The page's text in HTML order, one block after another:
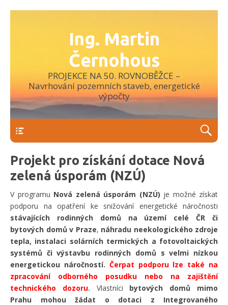
Ing. Martin
Černohous
PROJEKCE NA 50. ROVNOBĚŽCE –
Navrhování pozemních staveb, energetické
výpočty
Projekt pro získání dotace Nová
zelená úsporám (NZÚ)
V programu Nová zelená úsporám (NZÚ) je možné získat
podporu na opatření ke snižování energetické náročnosti
stávajících rodinných domů na území celé ČR či
bytových domů v Praze, náhradu neekologického zdroje
tepla, instalaci solárních termických a fotovoltaických
systémů či výstavbu rodinných domů s velmi nízkou
energetickou náročností. Čerpat podporu lze také na
zpracování odborného posudku nebo na zajištění
technického dozoru. Vlastníci bytových domů mimo
Prahu mohou žádat o dotaci z Integrovaného